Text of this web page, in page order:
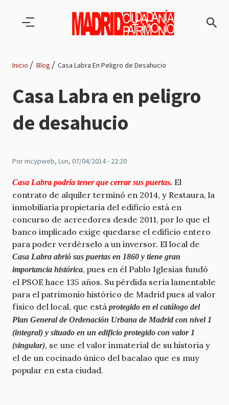
Ruta
de
navegación
Inicio Blog Casa Labra En Peligro de Desahucio
Casa Labra en peligro
de desahucio
Pormcypweb, Lun, 07/04/2014 - 22:20
Casa Labra podría tener que cerrar sus puertas. El
contrato de alquiler terminó en 2014, y Restaura, la
inmobiliaria propietaria del edificio está en
concurso de acreedores desde 2011, por lo que el
banco implicado exige quedarse el edificio entero
para poder verdérselo a un inversor. El local de
Casa Labra abrió sus puertas en 1860 y tiene gran
importancia histórica, pues en él Pablo Iglesias fundó
el PSOE hace 135 años. Su pérdida sería lamentable
para el patrimonio histórico de Madrid pues al valor
físico del local, que está protegido en el catálogo del
Plan General de Ordenación Urbana de Madrid con nivel 1
(integral) y situado en un edificio protegido con valor 1
(singular), se une el valor inmaterial de su historia y
el de un cocinado único del bacalao que es muy
popular en esta ciudad.